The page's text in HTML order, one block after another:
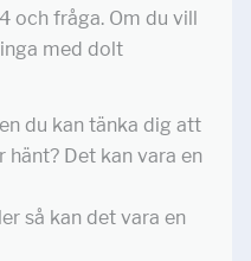
och fråga. Om du vill
med dolt
du kan tänka dig att
Det kan vara en
så kan det vara en